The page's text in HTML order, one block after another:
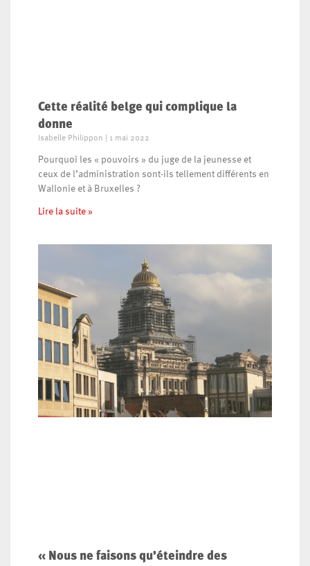
Cette réalité belge qui complique la
donne
Isabelle Philippon 1 mai 2022
Pourquoi les « pouvoirs » du juge de la jeunesse et
ceux de l’administration sont-ils tellement différents en
Wallonie et à Bruxelles ?
Lire la suite »
« Nous ne faisons qu’éteindre des